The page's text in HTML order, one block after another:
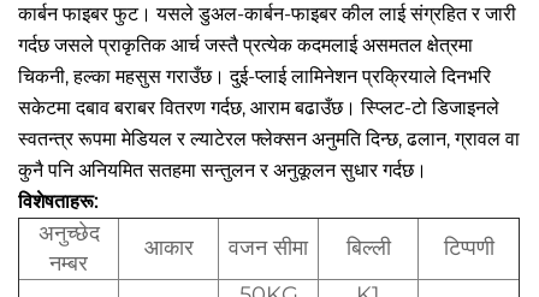
कार्बन फाइबर फुट। यसले डुअल-कार्बन-फाइबर कील लाई संग्रहित र जारी
गर्दछ जसले प्राकृतिक आर्च जस्तै प्रत्येक कदमलाई असमतल क्षेत्रमा
चिकनी, हल्का महसुस गराउँछ। दुई-प्लाई लामिनेशन प्रक्रियाले दिनभरि
सकेटमा दबाव बराबर वितरण गर्दछ, आराम बढाउँछ। स्प्लिट-टो डिजाइनले
स्वतन्त्र रूपमा मेडियल र ल्याटेरल फ्लेक्सन अनुमति दिन्छ, ढलान, ग्रावल वा
कुनै पनि अनियमित सतहमा सन्तुलन र अनुकूलन सुधार गर्दछ।
विशेषताहरू:
अनुच्छेद
नम्बर
आकार वजन सीमा बिल्ली टिप्पणी